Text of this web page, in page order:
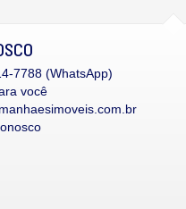
7788 (WhatsApp)
você